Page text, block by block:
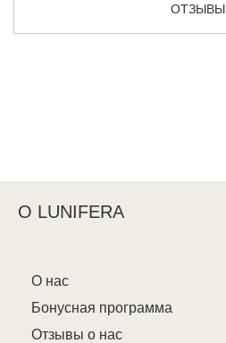
ОТЗЫВЫ
О LUNIFERA
О нас
Бонусная программа
Отзывы о нас